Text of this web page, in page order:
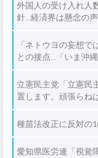
外国人の受け入れ人
針…経済界は懸念の声
「ネトウヨの妄想
との接点…「いま沖
立憲民主党「立憲民
置します。頑張らね
種苗法改正に反対の
愛知県医労連「視覚